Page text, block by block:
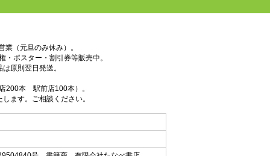
（元旦のみ休み）。
ポスター・割引券等販売中。
原則翌日発送。
200本 駅前店100本）。
ます。ご相談ください。